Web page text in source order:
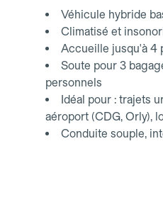
Véhicule hybride
Climatisé et
Accueille jusqu'à 4
Soute pour 3
personnels
Idéal pour : trajets
aéroport (CDG, Orly),
Conduite souple,